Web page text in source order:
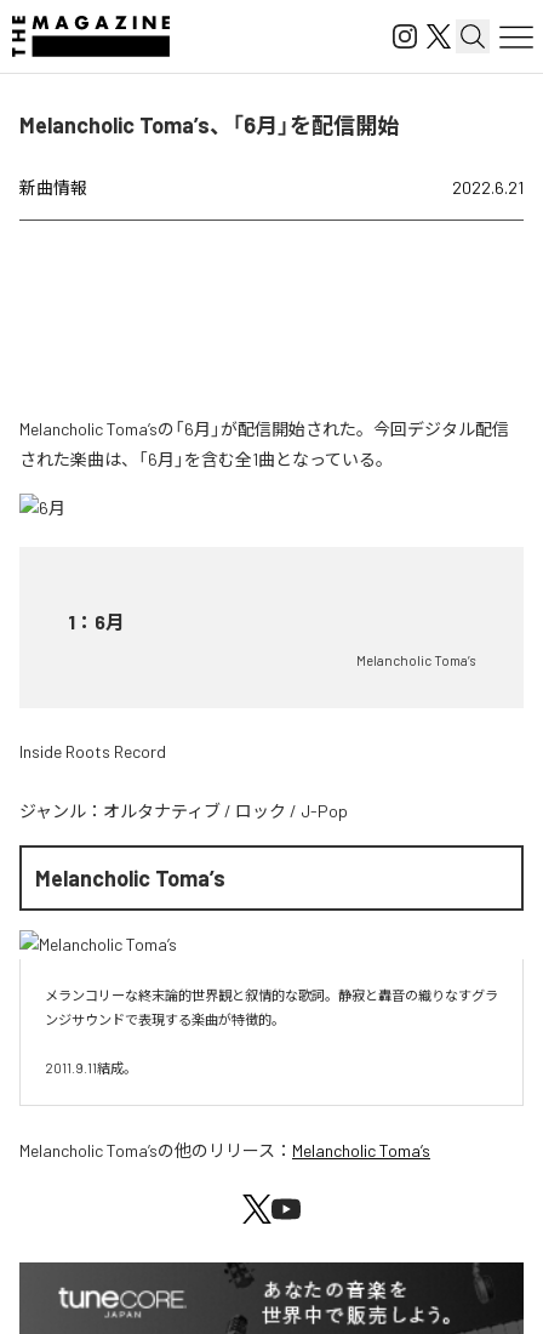
Melancholic Toma’s、「6月」を配信開始
新曲情報 2022.6.21
Melancholic Toma’sの「6月」が配信開始された。今回デジタル配信
された楽曲は、「6月」を含む全1曲となっている。
1 ： 6月
Melancholic Toma’s
Inside Roots Record
ジャンル： オルタナティブ / ロック / J-Pop
Melancholic Toma’s
メランコリーな終末論的世界観と叙情的な歌詞。静寂と轟音の織りなすグラ
ンジサウンドで表現する楽曲が特徴的。
2011.9.11結成。
Melancholic Toma’sの他のリリース： Melancholic Toma’s